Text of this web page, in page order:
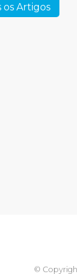
os Artigos
©